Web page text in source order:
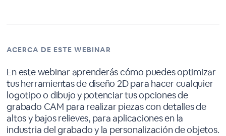
ACERCA DE ESTE WEBINAR
En este webinar aprenderás cómo puedes optimizar
tus herramientas de diseño 2D para hacer cualquier
logotipo o dibujo y potenciar tus opciones de
grabado CAM para realizar piezas con detalles de
altos y bajos relieves, para aplicaciones en la
industria del grabado y la personalización de objetos.